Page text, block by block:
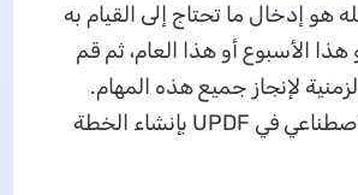
هو إدخال ما تحتاج إلى القيام به
هذا الأسبوع أو هذا العام، ثم قم
لإنجاز جميع هذه المهام.
سيقوم ذكاء الاصطناعي في UPDF بإنشاء الخطة